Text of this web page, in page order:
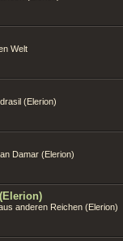
Welt
(Elerion)
Damar (Elerion)
anderen Reichen (Elerion)